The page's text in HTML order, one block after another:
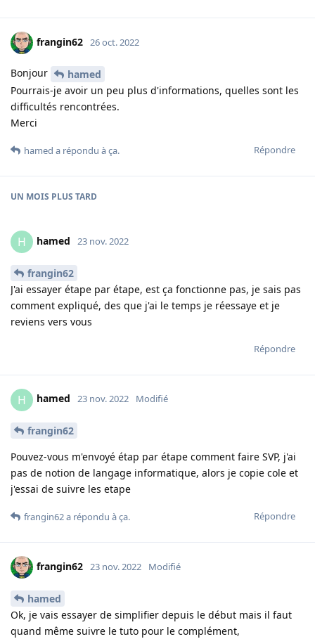
frangin62 26 oct. 2022
Bonjour
hamed
Pourrais-je avoir un peu plus d'informations, quelles sont les
difficultés rencontrées.
Merci
Répondre
hamed a répondu à ça.
UN MOIS PLUS TARD
H hamed 23 nov. 2022
frangin62
J'ai essayer étape par étape, est ça fonctionne pas, je sais pas
comment expliqué, des que j'ai le temps je réessaye et je
reviens vers vous
Répondre
H hamed 23 nov. 2022 Modifié
frangin62
Pouvez-vous m'envoyé étap par étape comment faire SVP, j'ai
pas de notion de langage informatique, alors je copie cole et
j'essai de suivre les etape
Répondre
frangin62a répondu à ça.
frangin62 23 nov. 2022 Modifié
hamed
Ok, je vais essayer de simplifier depuis le début mais il faut
quand même suivre le tuto pour le complément,